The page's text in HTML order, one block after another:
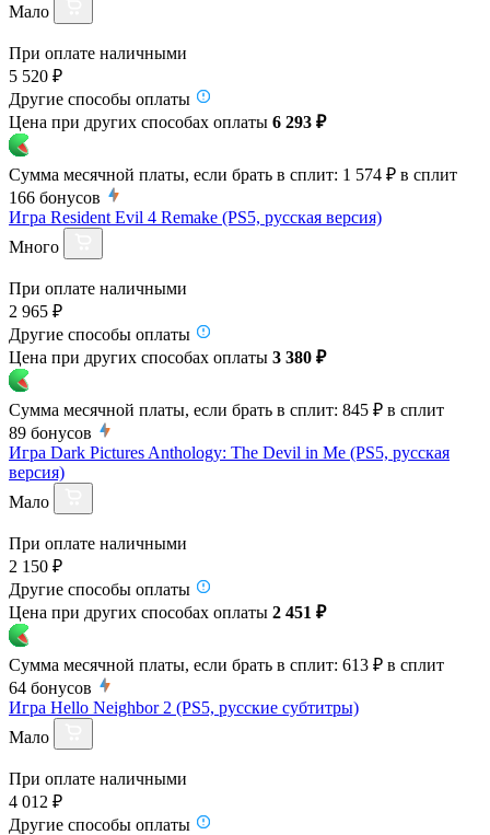
Мало
При оплате наличными
5 520 ₽
Другие способы оплаты
Цена при других способах оплаты 6 293 ₽
Сумма месячной платы, если брать в сплит: 1 574 ₽ в сплит
166 бонусов
Игра Resident Evil 4 Remake (PS5, русская версия)
Много
При оплате наличными
2 965 ₽
Другие способы оплаты
Цена при других способах оплаты 3 380 ₽
Сумма месячной платы, если брать в сплит: 845 ₽ в сплит
89 бонусов
Игра Dark Pictures Anthology: The Devil in Me (PS5, русская
версия)
Мало
При оплате наличными
2 150 ₽
Другие способы оплаты
Цена при других способах оплаты 2 451 ₽
Сумма месячной платы, если брать в сплит: 613 ₽ в сплит
64 бонусов
Игра Hello Neighbor 2 (PS5, русские субтитры)
Мало
При оплате наличными
4 012 ₽
Другие способы оплаты